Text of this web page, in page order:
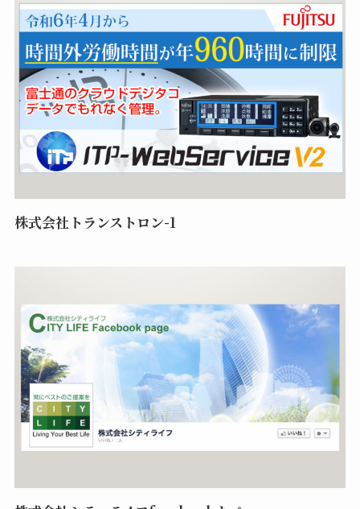
株式会社トランストロン-1